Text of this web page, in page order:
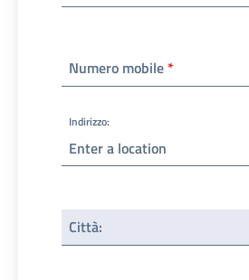
Numero mobile *
Indirizzo:
Città: